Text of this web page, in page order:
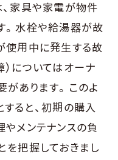
、家具や家電が物件
。水栓や給湯器が故
使用中に発生する故
についてはオーナ
あります。このよ
ると、初期の購入
メンテナンスの負
を把握しておきまし